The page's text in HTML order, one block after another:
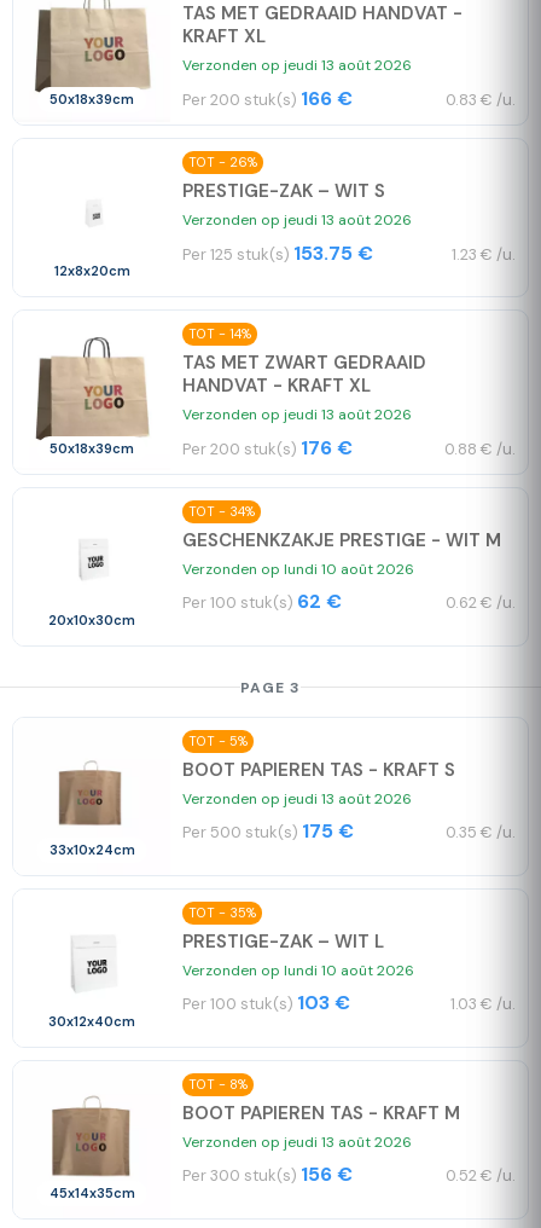
50x18x39cm
TAS MET GEDRAAID HANDVAT -
KRAFT XL
Verzonden op jeudi 13 août 2026
Per 200 stuk(s) 166 € 0.83 € /u.
12x8x20cm
TOT - 26%
PRESTIGE-ZAK – WIT S
Verzonden op jeudi 13 août 2026
Per 125 stuk(s) 153.75 € 1.23 € /u.
50x18x39cm
TOT - 14%
TAS MET ZWART GEDRAAID
HANDVAT - KRAFT XL
Verzonden op jeudi 13 août 2026
Per 200 stuk(s) 176 € 0.88 € /u.
20x10x30cm
TOT - 34%
GESCHENKZAKJE PRESTIGE - WIT M
Verzonden op lundi 10 août 2026
Per 100 stuk(s) 62 € 0.62 € /u.
PAGE 3
33x10x24cm
TOT - 5%
BOOT PAPIEREN TAS - KRAFT S
Verzonden op jeudi 13 août 2026
Per 500 stuk(s) 175 € 0.35 € /u.
30x12x40cm
TOT - 35%
PRESTIGE-ZAK – WIT L
Verzonden op lundi 10 août 2026
Per 100 stuk(s) 103 € 1.03 € /u.
45x14x35cm
TOT - 8%
BOOT PAPIEREN TAS - KRAFT M
Verzonden op jeudi 13 août 2026
Per 300 stuk(s) 156 € 0.52 € /u.